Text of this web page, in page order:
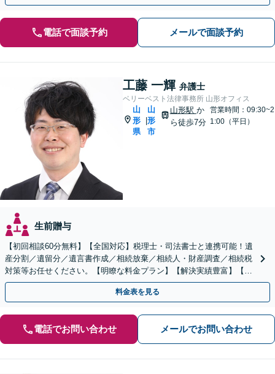
電話で面談予約 メールで面談予約
工藤 一輝 弁護士
ベリーベスト法律事務所 山形オフィス
山
形
県
山
形
市
山形駅 か
ら徒歩7分
営業時間：09:30~2
1:00（平日）
生前贈与
【初回相談60分無料】【全国対応】税理士・司法書士と連携可能！遺
産分割／遺留分／遺言書作成／相続放棄／相続人・財産調査／相続税
対策等お任せください。【明瞭な料金プラン】【解決実績豊富】【電
話相談可】
料金表を見る
電話でお問い合わせ メールでお問い合わせ